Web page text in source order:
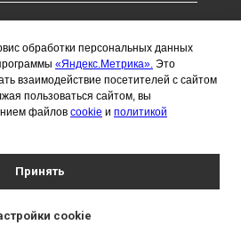
Наши контакты
с 8:00 до 22:00
обработки персональных данных
«Яндекс.Метрика». Это
взаимодействие посетителей с сайтом
пользоваться сайтом, вы
файлов cookie и политикой
Принять
сookie